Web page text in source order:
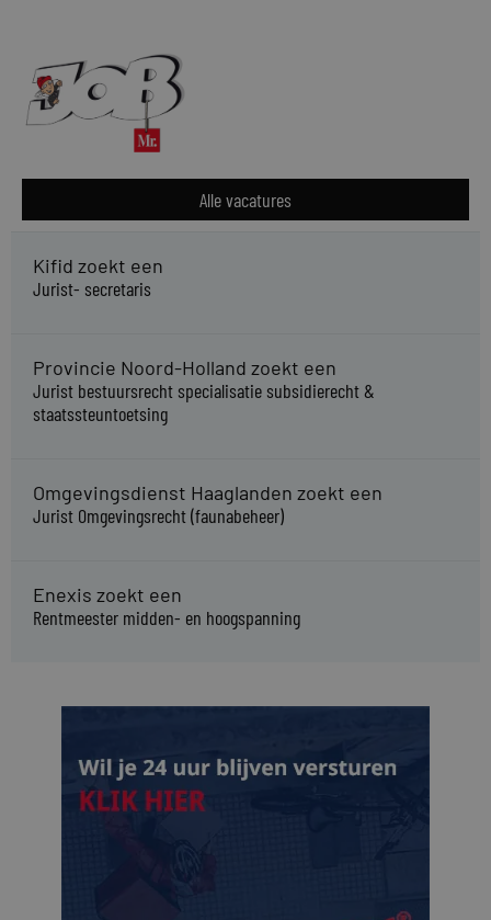
Alle vacatures
Kifid zoekt een
Jurist- secretaris
Provincie Noord-Holland zoekt een
Jurist bestuursrecht specialisatie subsidierecht &
staatssteuntoetsing
Omgevingsdienst Haaglanden zoekt een
Jurist Omgevingsrecht (faunabeheer)
Enexis zoekt een
Rentmeester midden- en hoogspanning